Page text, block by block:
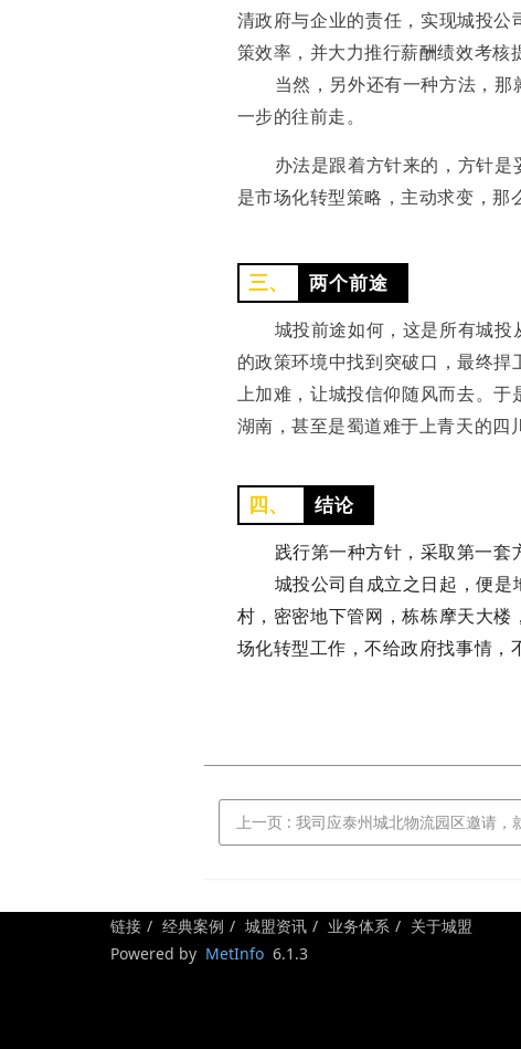
清政府与企业的责任，实现城投
策效率，并大力推行薪酬绩效考核
当然，另外还有一种方法，
一步的往前走。
办法是跟着方针来的，方针
是市场化转型策略，主动求变，那
三、 两个前途
城投前途如何，这是所有城
的政策环境中找到突破口，最终
上加难，让城投信仰随风而去。
湖南，甚至是蜀道难于上青天的四
四、 结论
践行第一种方针，采取第一套
城投公司自成立之日起，便
村，密密地下管网，栋栋摩天大
场化转型工作，不给政府找事情，
上一页 : 我司应泰州城北物流园区邀请，就物流园区的发展
链接 经典案例 城盟资讯 业务体系
关于城盟
Powered by MetInfo 6.1.3